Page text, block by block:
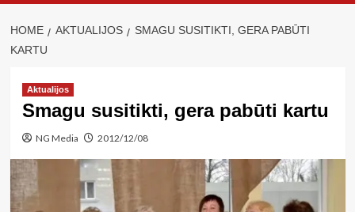
HOME AKTUALIJOS
SMAGU SUSITIKTI, GERA PABŪTI
KARTU
Aktualijos
Smagu susitikti, gera pabūti kartu
NG Media 2012/12/08